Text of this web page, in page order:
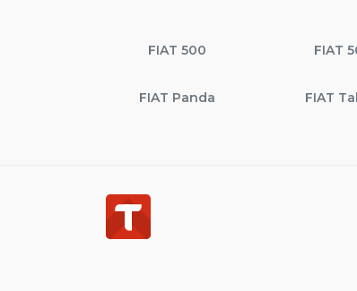
FIAT 500 FIAT
FIAT Panda FIAT